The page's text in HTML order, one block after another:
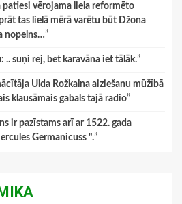
patiesi vērojama liela reformēto
tas lielā mērā varētu būt Džona
nopelns…”
.. suņi rej, bet karavāna iet tālāk.”
Ulda Rožkalna aiziešanu mūžībā
klausāmais gabals tajā radio”
ir pazīstams arī ar 1522. gada
Germanicuss ".”